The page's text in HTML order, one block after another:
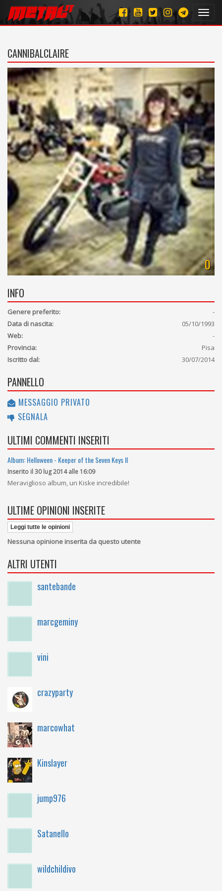
CANNIBALCLAIRE
0
INFO
Genere preferito:
-
Data di nascita:
05/10/1993
Web:
-
Provincia:
Pisa
Iscritto dal:
30/07/2014
PANNELLO
MESSAGGIO PRIVATO
SEGNALA
ULTIMI COMMENTI INSERITI
Album: Helloween - Keeper of the Seven Keys II
Inserito il 30 lug 2014 alle 16:09
Meraviglioso album, un Kiske incredibile!
ULTIME OPINIONI INSERITE
Leggi tutte le opinioni
Nessuna opinione inserita da questo utente
ALTRI UTENTI
santebande
marcgeminy
vini
crazyparty
marcowhat
Kinslayer
jump976
Satanello
wildchildivo